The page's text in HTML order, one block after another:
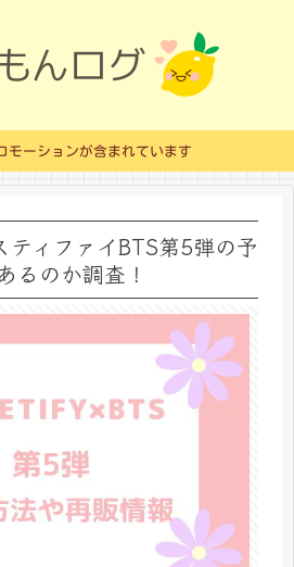
モーションが含まれています
ティファイBTS第5弾の予
るのか調査！